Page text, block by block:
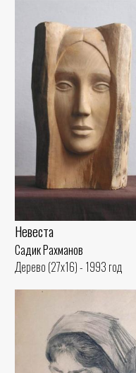
Невеста
Садик Рахманов
Дерево (27x16) - 1993 год